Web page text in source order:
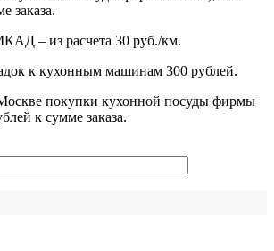
заказа.
– из расчета 30 руб./км.
к кухонным машинам 300 рублей.
покупки кухонной посуды фирмы
к сумме заказа.